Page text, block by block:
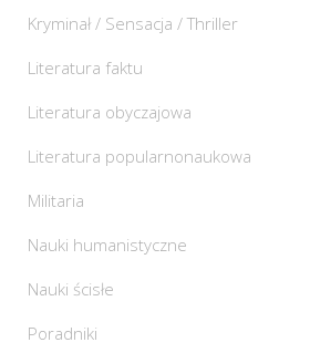
Kryminał / Sensacja / Thriller
Literatura faktu
Literatura obyczajowa
Literatura popularnonaukowa
Militaria
Nauki humanistyczne
Nauki ścisłe
Poradniki